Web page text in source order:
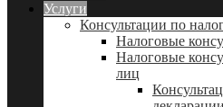
Услуги
Консультации по
Налоговые
Налоговые
лиц